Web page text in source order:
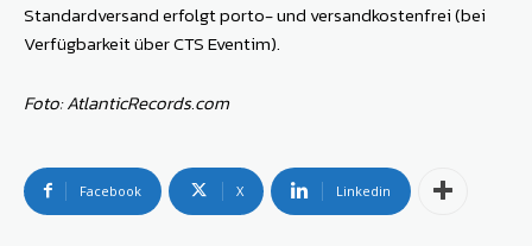
Standardversand erfolgt porto- und versandkostenfrei (bei
Verfügbarkeit über CTS Eventim).
Foto: AtlanticRecords.com
Facebook X Linkedin